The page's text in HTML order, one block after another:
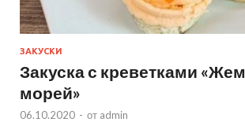
ЗАКУСКИ
Закуска с креветками
морей»
06.10.2020 - от admin